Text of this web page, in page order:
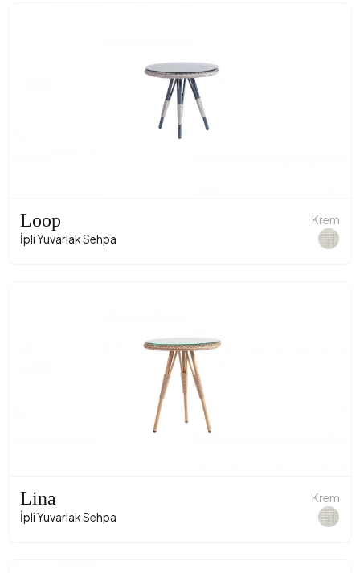
Loop
İpli Yuvarlak Sehpa
Krem
Lina
İpli Yuvarlak Sehpa
Krem